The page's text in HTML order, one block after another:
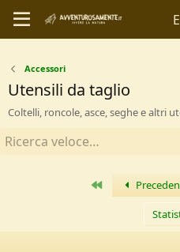
Accessori
Utensili da taglio
Coltelli, roncole, asce, seghe e altri
Primo